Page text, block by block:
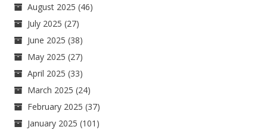
August 2025 (46)
July 2025 (27)
June 2025 (38)
May 2025 (27)
April 2025 (33)
March 2025 (24)
February 2025 (37)
January 2025 (101)